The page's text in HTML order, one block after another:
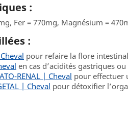
:
Fer = 770mg, Magnésium =
:
pour refaire la flore
en cas d’acidités gastriques
RENAL | Cheval pour effectuer
| Cheval pour détoxifier